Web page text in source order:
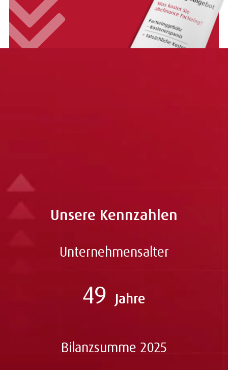
Unsere Kennzahlen
Unternehmensalter
49 Jahre
Bilanzsumme 2025